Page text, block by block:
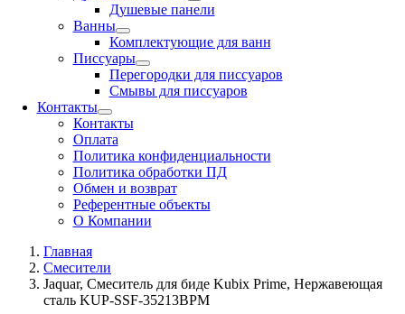
Душевые панели
Ванны
Комплектующие для ванн
Писсуары
Перегородки для писсуаров
Смывы для писсуаров
Контакты
Контакты
Оплата
Политика конфиденциальности
Политика обработки ПД
Обмен и возврат
Референтные объекты
О Компании
Главная
Смесители
Jaquar, Смеситель для биде Kubix Prime, Нержавеющая
сталь KUP-SSF-35213BPM